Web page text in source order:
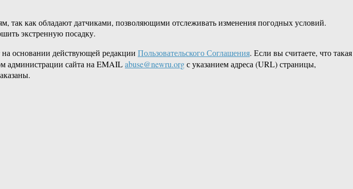
так как обладают датчиками, позволяющими отслеживать изменения погодных условий.
экстренную посадку.
на основании действующей редакции Пользовательского Соглашения. Если вы считаете, что такая
администрации сайта на EMAILabuse@newru.orgс указанием адреса (URL) страницы,